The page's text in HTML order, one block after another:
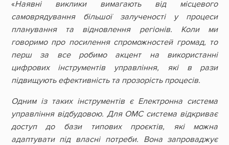
«Наявні виклики вимагають від місцевого
самоврядування більшої залученості у процеси
планування та відновлення регіонів. Коли ми
говоримо про посилення спроможностей громад, то
перш за все робимо акцент на використанні
цифрових інструментів управління, які в рази
підвищують ефективність та прозорість процесів.
Одним із таких інструментів є Електронна система
управління відбудовою. Для ОМС система відкриває
доступ до бази типових проєктів, які можна
адаптувати під власні потреби. Вона запроваджує